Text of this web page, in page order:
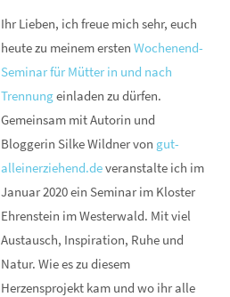
Ihr Lieben, ich freue mich sehr, euch
heute zu meinem erstenWochenend-
Seminar für Mütter in und nach
Trennungeinladen zu dürfen.
Gemeinsam mit Autorin und
Bloggerin Silke Wildner von gut-
alleinerziehend.deveranstalte ich im
Januar 2020 ein Seminar im Kloster
Ehrenstein im Westerwald. Mit viel
Austausch, Inspiration, Ruhe und
Natur. Wie es zu diesem
Herzensprojekt kam und wo ihr alle